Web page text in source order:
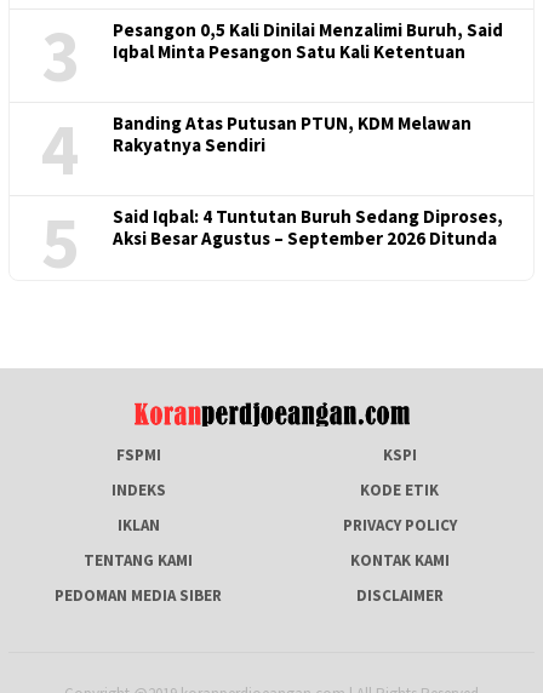
3
Pesangon 0,5 Kali Dinilai Menzalimi Buruh, Said
Iqbal Minta Pesangon Satu Kali Ketentuan
4
Banding Atas Putusan PTUN, KDM Melawan
Rakyatnya Sendiri
5
Said Iqbal: 4 Tuntutan Buruh Sedang Diproses,
Aksi Besar Agustus – September 2026 Ditunda
FSPMI
KSPI
INDEKS
KODE ETIK
IKLAN
PRIVACY POLICY
TENTANG KAMI
KONTAK KAMI
PEDOMAN MEDIA SIBER
DISCLAIMER